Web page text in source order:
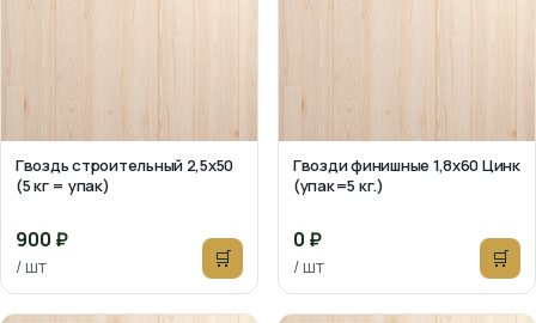
Гвоздь строительный 2,5х50
(5 кг = упак)
900 ₽
/ шт 🛒
Гвозди финишные 1,8х60 Цинк
(упак=5 кг.)
0 ₽
/ шт 🛒